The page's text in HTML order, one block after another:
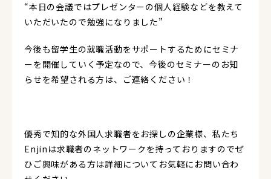
“本日の会議ではプレゼンターの個人経験などを教えて
いただいたので勉強になりました”
今後も留学生の就職活動をサポートするためにセミナ
ーを開催していく予定なので、今後のセミナーのお知
らせを希望される方は、ご連絡ください！
優秀で知的な外国人求職者をお探しの企業様、私たち
Enjinは求職者のネットワークを持っておりますのでぜ
ひご興味がある方は詳細についてお気軽にお問い合わ